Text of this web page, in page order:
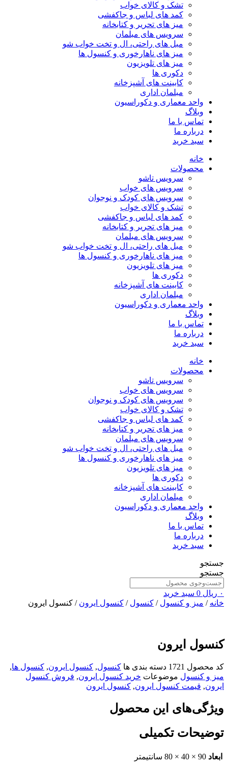
تشک و کالای خواب
کمد های لباس و جاکفشی
میز های تحریر و کتابخانه
سرویس های مبلمان
مبل های راحتی، ال و تخت خواب شو
میز های ناهارخوری و کنسول ها
میز های تلویزیون
دکوری ها
کابینت های آشپزخانه
مبلمان اداری
واحد معماری و دکوراسیون
وبلاگ
تماس با ما
درباره ما
سبد خرید
خانه
محصولات
سرویس تاشو
سرویس های خواب
سرویس های کودک و نوجوان
تشک و کالای خواب
کمد های لباس و جاکفشی
میز های تحریر و کتابخانه
سرویس های مبلمان
مبل های راحتی، ال و تخت خواب شو
میز های ناهارخوری و کنسول ها
میز های تلویزیون
دکوری ها
کابینت های آشپزخانه
مبلمان اداری
واحد معماری و دکوراسیون
وبلاگ
تماس با ما
درباره ما
سبد خرید
خانه
محصولات
سرویس تاشو
سرویس های خواب
سرویس های کودک و نوجوان
تشک و کالای خواب
کمد های لباس و جاکفشی
میز های تحریر و کتابخانه
سرویس های مبلمان
مبل های راحتی، ال و تخت خواب شو
میز های ناهارخوری و کنسول ها
میز های تلویزیون
دکوری ها
کابینت های آشپزخانه
مبلمان اداری
واحد معماری و دکوراسیون
وبلاگ
تماس با ما
درباره ما
سبد خرید
جستجو
جستجو
۰ ریال 0 سبد خرید
خانه / میز و کنسول / کنسول / کنسول ایرون / کنسول ایرون
کنسول ایرون
کد محصول 1721 دسته بندی ها کنسول, کنسول ایرون, کنسول ها,
میز و کنسول موضوعات خرید کنسول ایرون, فروش کنسول
ایرون, قیمت کنسول ایرون, کنسول ایرون
ویژگی‌های این محصول
توضیحات تکمیلی
ابعاد 90 × 40 × 80 سانتیمتر